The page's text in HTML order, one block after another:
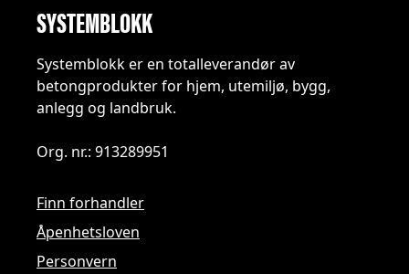
SYSTEMBLOKK
Systemblokk er en totalleverandør av
betongprodukter for hjem, utemiljø, bygg,
anlegg og landbruk.
Org. nr.: 913289951
Finn forhandler
Åpenhetsloven
Personvern